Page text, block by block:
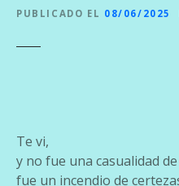
PUBLICADO EL 08/06/2025
Te vi,
y no fue una casualidad
fue un incendio de